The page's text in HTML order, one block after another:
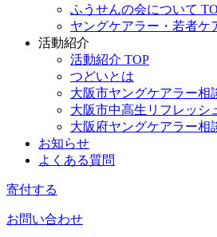
ふうせんの会について
ヤングケアラー・若者ケ
活動紹介
活動紹介 TOP
つどいとは
大阪市ヤングケアラー相
大阪市中高生リフレッシ
大阪府ヤングケアラー相
お知らせ
よくある質問
寄付する
お問い合わせ